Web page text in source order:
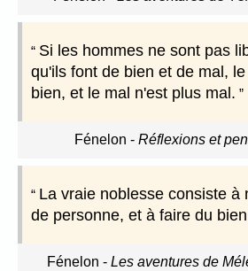
Si les hommes ne sont pas
qu'ils font de bien et de mal,
bien, et le mal n'est plus mal.
Fénelon - Réflexions et
La vraie noblesse consiste à
de personne, et à faire du
Fénelon - Les aventures de